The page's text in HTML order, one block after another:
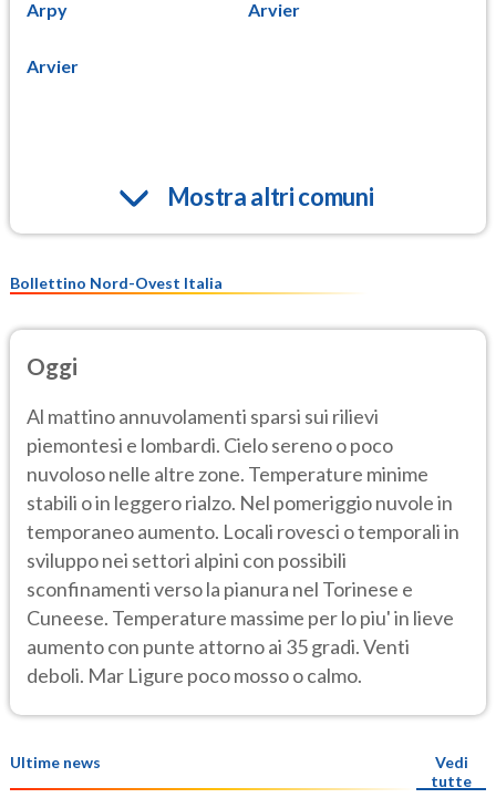
Arpy Arvier
Arvier
Mostra altri comuni
Bollettino Nord-Ovest Italia
Oggi
Al mattino annuvolamenti sparsi sui rilievi
piemontesi e lombardi. Cielo sereno o poco
nuvoloso nelle altre zone. Temperature minime
stabili o in leggero rialzo. Nel pomeriggio nuvole in
temporaneo aumento. Locali rovesci o temporali in
sviluppo nei settori alpini con possibili
sconfinamenti verso la pianura nel Torinese e
Cuneese. Temperature massime per lo piu' in lieve
aumento con punte attorno ai 35 gradi. Venti
deboli. Mar Ligure poco mosso o calmo.
Ultime news
Vedi
tutte